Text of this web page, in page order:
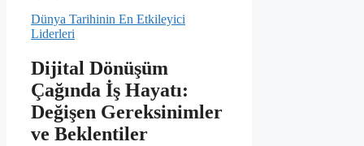
Dünya Tarihinin En Etkileyici
Liderleri
Dijital Dönüşüm
Çağında İş Hayatı:
Değişen Gereksinimler
ve Beklentiler